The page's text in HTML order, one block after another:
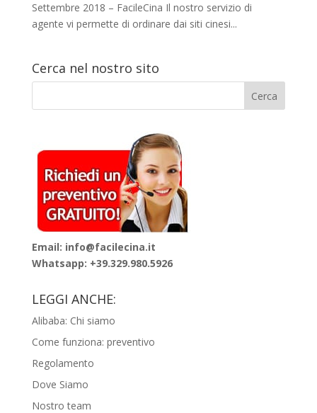
Settembre 2018 – FacileCina Il nostro servizio di
agente vi permette di ordinare dai siti cinesi...
Cerca nel nostro sito
Email: info@facilecina.it
Whatsapp: +39.329.980.5926
LEGGI ANCHE:
Alibaba: Chi siamo
Come funziona: preventivo
Regolamento
Dove Siamo
Nostro team